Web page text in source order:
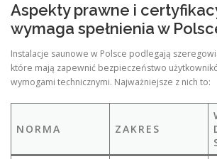
Aspekty prawne i
wymaga spełnienia w
Instalacje saunowe w Polsce podlegają
które mają zapewnić bezpieczeństwo
wymogami technicznymi. Najważniejsze z nich to:
NORMA ZAKRES